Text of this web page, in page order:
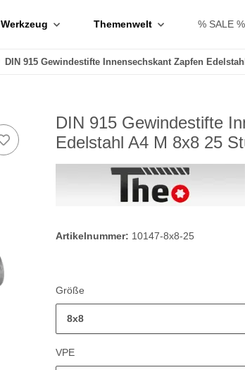
Werkzeug Themenwelt % SALE %
DIN 915 Gewindestifte Innensechskant Zapfen
DIN 915 Gewindestifte
Edelstahl A4 M 8x8 25
Artikelnummer: 10147-8x8-25
Größe
8x8
VPE